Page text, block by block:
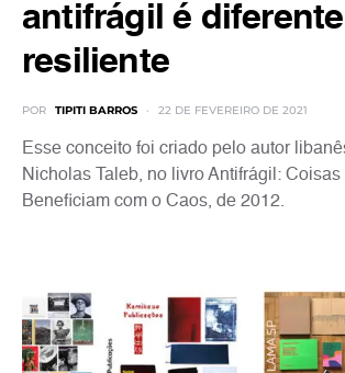
antifrágil é
resiliente
POR TIPITI BARROS 22 DE FEVEREIRO DE 2021
Esse conceito foi criado pelo autor
Nicholas Taleb, no livro Antifrágil: Coisas
Beneficiam com o Caos, de 2012.